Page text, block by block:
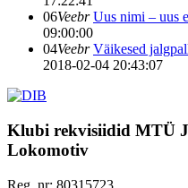
06Veebr Uus nimi – uus
09:00:00
04Veebr Väikesed
2018-02-04 20:43:07
Klubi rekvisiidid MTÜ
Lokomotiv
Reg. nr: 80315723